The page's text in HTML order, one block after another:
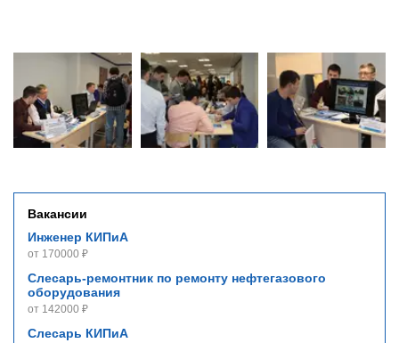
Вакансии
Инженер КИПиА
от 170000 ₽
Слесарь-ремонтник по ремонту нефтегазового
оборудования
от 142000 ₽
Слесарь КИПиА